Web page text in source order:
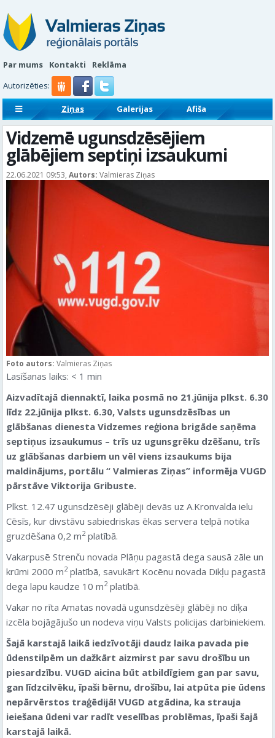
Par mums Kontakti
Reklāma
Autorizēties:
Ziņas Galerijas
Afiša
Sludinājumi
Reklāmraksti
Vidzemē ugunsdzēsējiem
glābējiem septiņi izsaukumi
22.06.2021 09:53, Autors: Valmieras Ziņas
Foto autors: Valmieras Ziņas
Lasīšanas laiks: < 1 min
Aizvadītajā diennaktī, laika posmā no 21.jūnija plkst. 6.30
līdz 22.jūnija plkst. 6.30, Valsts ugunsdzēsības un
glābšanas dienesta Vidzemes reģiona brigāde saņēma
septiņus izsaukumus – trīs uz ugunsgrēku dzēšanu, trīs
uz glābšanas darbiem un vēl viens izsaukums bija
maldinājums, portālu “ Valmieras Ziņas” informēja VUGD
pārstāve Viktorija Gribuste.
Plkst. 12.47 ugunsdzēsēji glābēji devās uz A.Kronvalda ielu
Cēsīs, kur divstāvu sabiedriskas ēkas servera telpā notika
gruzdēšana 0,2 m2platībā.
Vakarpusē Strenču novada Plāņu pagastā dega sausā zāle un
krūmi 2000 m2platībā, savukārt Kocēnu novada Dikļu pagastā
dega lapu kaudze 10 m2platībā.
Vakar no rīta Amatas novadā ugunsdzēsēji glābēji no dīķa
izcēla bojāgājušo un nodeva viņu Valsts policijas darbiniekiem.
Šajā karstajā laikā iedzīvotāji daudz laika pavada pie
ūdenstilpēm un dažkārt aizmirst par savu drošību un
piesardzību. VUGD aicina būt atbildīgiem gan par savu,
gan līdzcilvēku, īpaši bērnu, drošību, lai atpūta pie ūdens
nepārvērstos traģēdijā! VUGD atgādina, ka strauja
ieiešana ūdeni var radīt veselības problēmas, īpaši šajā
karstajā laikā.